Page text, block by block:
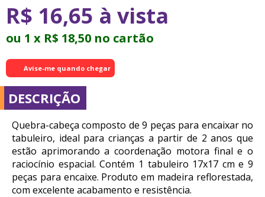
R$ 16,65 à vista
ou 1 x R$ 18,50 no cartão
Avise-me quando chegar
DESCRIÇÃO
Quebra-cabeça composto de 9 peças para encaixar no
tabuleiro, ideal para crianças a partir de 2 anos que
estão aprimorando a coordenação motora final e o
raciocínio espacial. Contém 1 tabuleiro 17x17 cm e 9
peças para encaixe. Produto em madeira reflorestada,
com excelente acabamento e resistência.